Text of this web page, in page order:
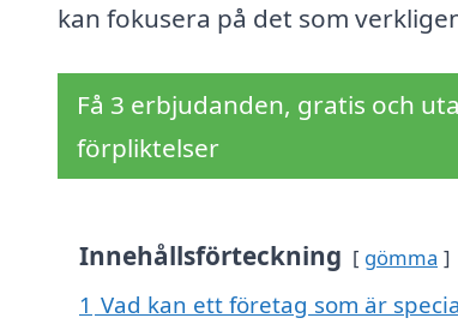
kan fokusera på det som
Få 3 erbjudanden, gratis och
förpliktelser
Innehållsförteckning gömma
1 Vad kan ett företag som är